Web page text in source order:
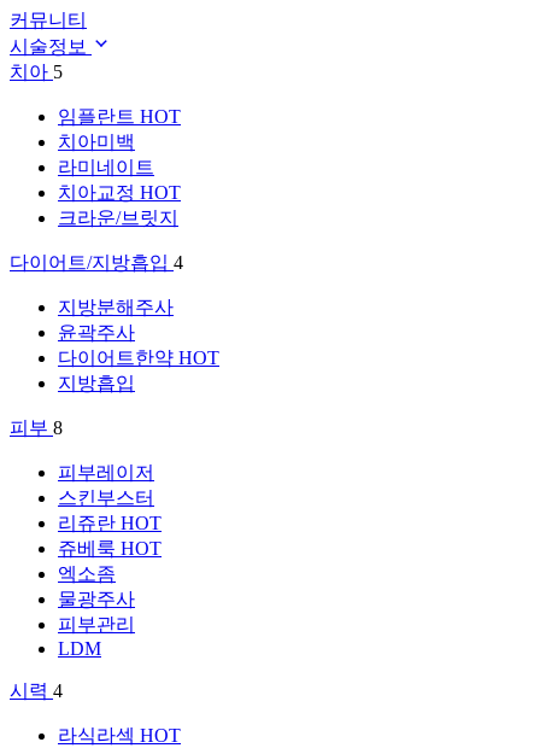
커뮤니티
시술정보
치아 5
임플란트 HOT
치아미백
라미네이트
치아교정 HOT
크라운/브릿지
다이어트/지방흡입 4
지방분해주사
윤곽주사
다이어트한약 HOT
지방흡입
피부 8
피부레이저
스킨부스터
리쥬란 HOT
쥬베룩 HOT
엑소좀
물광주사
피부관리
LDM
시력 4
라식라섹 HOT